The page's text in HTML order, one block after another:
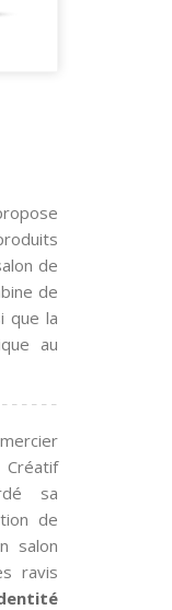
de
de
que la
au
Créatif
sa
de
salon
ravis